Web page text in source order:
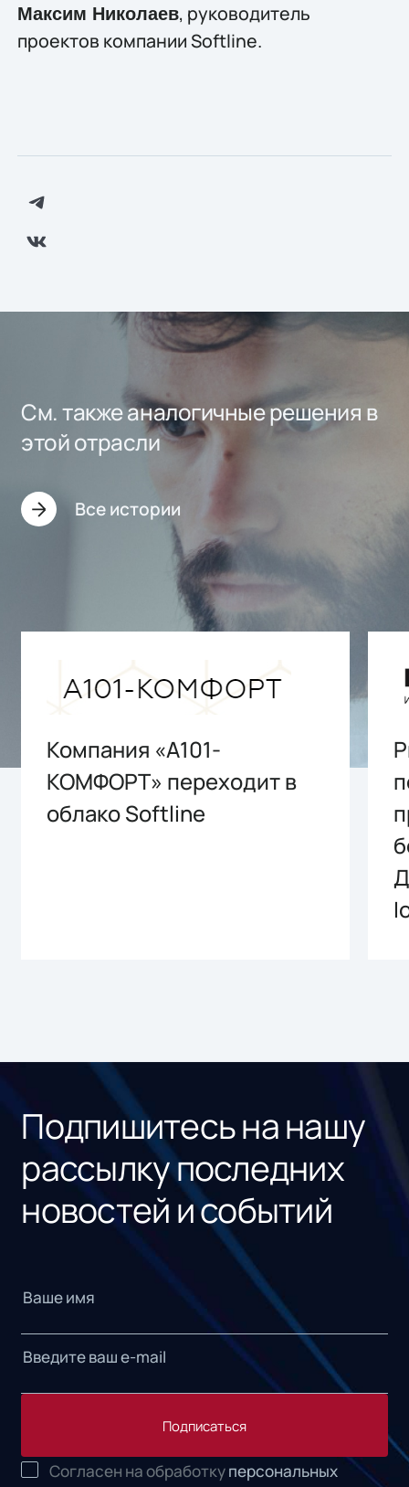
Максим Николаев, руководитель
проектов компании Softline.
См. также аналогичные решения в
этой отрасли
Все истории
Компания «А101-
КОМФОРТ» переходит в
облако Softline
Подпишитесь на нашу
рассылку последних
новостей и событий
Подписаться
Согласен на обработкуперсональных